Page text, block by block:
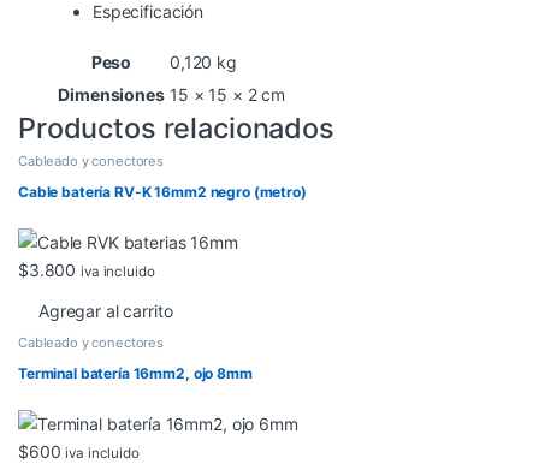
Especificación
Peso
0,120 kg
Dimensiones 15 × 15 × 2 cm
Productos relacionados
Cableado y conectores
Cable batería RV-K 16mm2 negro (metro)
$3.800 iva incluido
Agregar al carrito
Cableado y conectores
Terminal batería 16mm2, ojo 8mm
$600 iva incluido